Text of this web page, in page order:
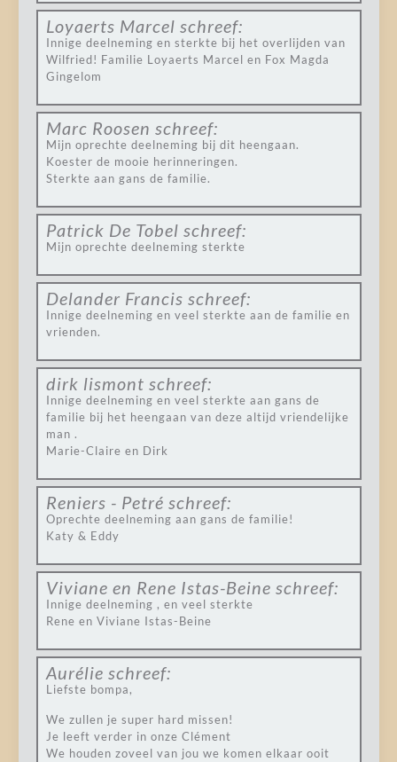
Loyaerts Marcel schreef:
Innige deelneming en sterkte bij het overlijden van
Wilfried! Familie Loyaerts Marcel en Fox Magda
Gingelom
Marc Roosen schreef:
Mijn oprechte deelneming bij dit heengaan.
Koester de mooie herinneringen.
Sterkte aan gans de familie.
Patrick De Tobel schreef:
Mijn oprechte deelneming sterkte
Delander Francis schreef:
Innige deelneming en veel sterkte aan de familie en
vrienden.
dirk lismont schreef:
Innige deelneming en veel sterkte aan gans de
familie bij het heengaan van deze altijd vriendelijke
man .
Marie-Claire en Dirk
Reniers - Petré schreef:
Oprechte deelneming aan gans de familie!
Katy & Eddy
Viviane en Rene Istas-Beine schreef:
Innige deelneming , en veel sterkte
Rene en Viviane Istas-Beine
Aurélie schreef:
Liefste bompa,
We zullen je super hard missen!
Je leeft verder in onze Clément
We houden zoveel van jou we komen elkaar ooit